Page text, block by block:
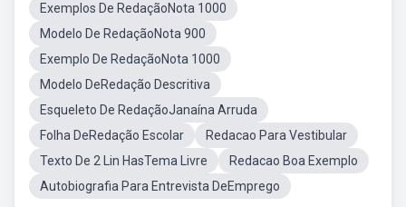
Exemplos De RedaçãoNota 1000
Modelo De RedaçãoNota 900
Exemplo De RedaçãoNota 1000
Modelo DeRedação Descritiva
Esqueleto De RedaçãoJanaína Arruda
Folha DeRedação Escolar
Redacao Para Vestibular
Texto De 2 Lin HasTema Livre
Redacao Boa Exemplo
Autobiografia Para Entrevista DeEmprego